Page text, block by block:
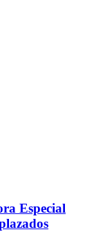
Especial